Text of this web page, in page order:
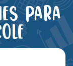
para